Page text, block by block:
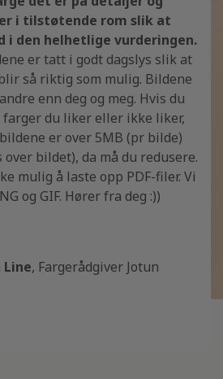
i tilstøtende rom slik at
i den helhetlige vurderingen.
er tatt i godt dagslys slik at
så riktig som mulig. Bildene
enn deg og meg. Hvis du
farger du liker eller ikke liker,
er over 5MB (pr bilde)
bildet), da må du redusere.
mulig å laste opp PDF-filer. Vi
og GIF. Hører fra deg :))
Line, Fargerådgiver Jotun